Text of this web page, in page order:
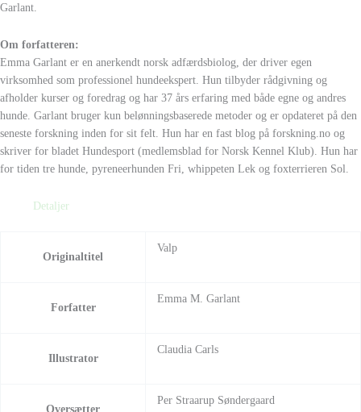
Garlant.
Om forfatteren:
Emma Garlant er en anerkendt norsk adfærdsbiolog, der driver egen
virksomhed som professionel hundeekspert. Hun tilbyder rådgivning og
afholder kurser og foredrag og har 37 års erfaring med både egne og andres
hunde. Garlant bruger kun belønningsbaserede metoder og er opdateret på den
seneste forskning inden for sit felt. Hun har en fast blog på forskning.no og
skriver for bladet Hundesport (medlemsblad for Norsk Kennel Klub). Hun har
for tiden tre hunde, pyreneerhunden Fri, whippeten Lek og foxterrieren Sol.
Detaljer
Originaltitel
Valp
Forfatter
Emma M. Garlant
Illustrator
Claudia Carls
Oversætter
Per Straarup Søndergaard